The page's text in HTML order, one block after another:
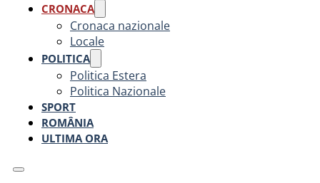
CRONACA
Cronaca nazionale
Locale
POLITICA
Politica Estera
Politica Nazionale
SPORT
ROMÂNIA
ULTIMA ORA